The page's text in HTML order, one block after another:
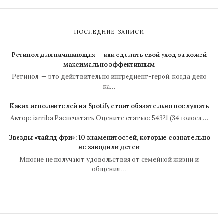
ПОСЛЕДНИЕ ЗАПИСИ
Ретинол для начинающих — как сделать свой уход за кожей
максимально эффективным
Ретинол — это действительно ингредиент-герой, когда дело
ка…
Каких исполнителей на Spotify стоит обязательно послушать
Автор: iarriba Распечатать Оцените статью: 54321 (34 голоса,…
Звезды «чайлд фри»: 10 знаменитостей, которые сознательно
не заводили детей
Многие не получают удовольствия от семейной жизни и
общения …